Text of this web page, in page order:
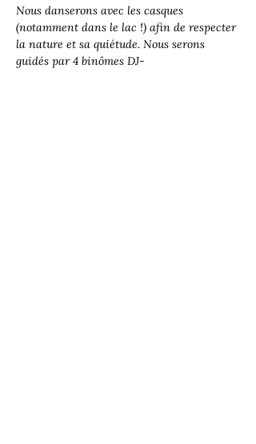
Nous danserons avec les casques
(notamment dans le lac !) afin de respecter
la nature et sa quiétude. Nous serons
guidés par 4 binômes DJ-